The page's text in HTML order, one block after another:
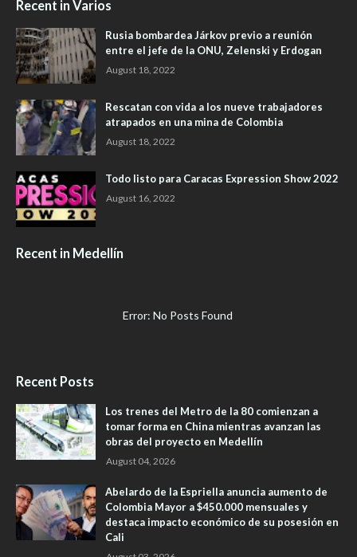
Recent in Varios
Rusia bombardea Járkov previo a reunión
entre el jefe de la ONU, Zelenski y Erdogan
August 18, 2022
Rescatan con vida a los nueve trabajadores
atrapados en una mina de Colombia
August 18, 2022
Todo listo para Caracas Expression Show 2022
August 16, 2022
Recent in Medellín
Error: No Posts Found
Recent Posts
Los trenes del Metro de la 80 comienzan a
tomar forma en China mientras avanzan las
obras del proyecto en Medellín
August 04, 2026
Abelardo de la Espriella anuncia aumento de
Colombia Mayor a $450.000 mensuales y
destaca impacto económico de su posesión en
Cali